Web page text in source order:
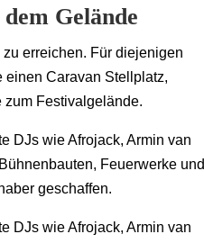
Gelände
erreichen. Für diejenigen
einen Caravan Stellplatz,
zum Festivalgelände.
DJs wie Afrojack, Armin van
Feuerwerke und
geschaffen.
DJs wie Afrojack, Armin van